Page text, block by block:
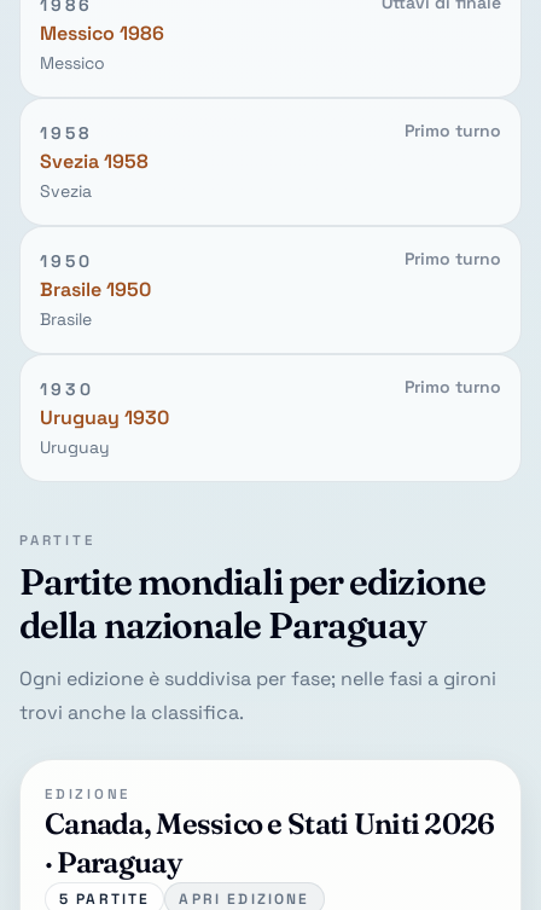
1986
Messico 1986
Messico
1958
Svezia 1958
Svezia
Primo turno
1950
Brasile 1950
Brasile
Primo turno
1930
Uruguay 1930
Uruguay
Primo turno
PARTITE
Partite mondiali per edizione
della nazionale Paraguay
Ogni edizione è suddivisa per fase; nelle fasi a gironi
trovi anche la classifica.
EDIZIONE
Canada, Messico e Stati Uniti 2026
· Paraguay
5 PARTITE
APRI EDIZIONE